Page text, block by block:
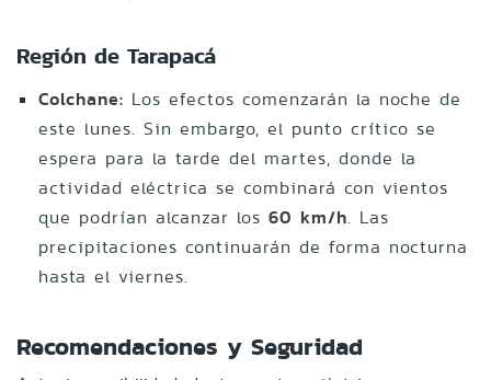
Región de Tarapacá
Colchane: Los efectos comenzarán la noche de
este lunes. Sin embargo, el punto crítico se
espera para la tarde del martes, donde la
actividad eléctrica se combinará con vientos
que podrían alcanzar los 60 km/h. Las
precipitaciones continuarán de forma nocturna
hasta el viernes.
Recomendaciones y Seguridad